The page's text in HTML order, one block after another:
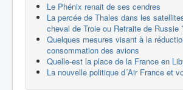
Le Phénix renait de ses cendres
La percée de Thales dans les
cheval de Troie ou Retraite de Russie
Quelques mesures visant à la
consommation des avions
Quelle-est la place de la France en
La nouvelle politique d´Air France et